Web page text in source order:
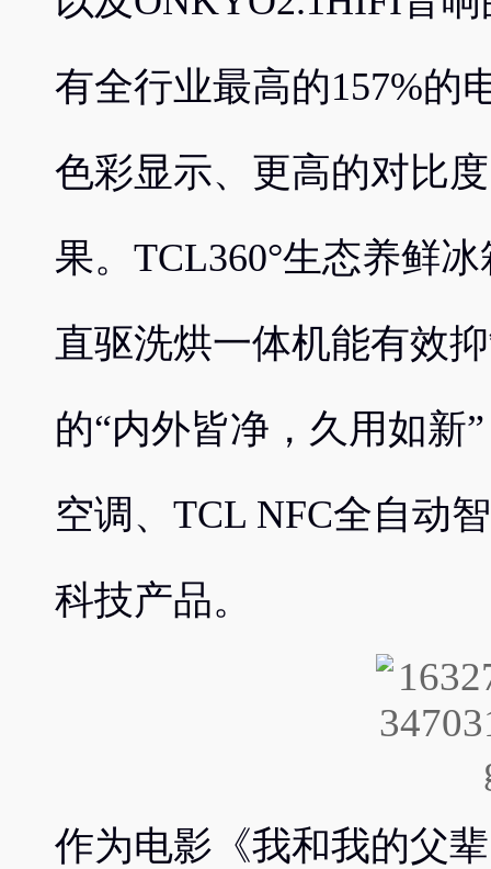
有全行业最高的157%的
色彩显示、更高的对比
果。TCL360°生态养鲜
直驱洗烘一体机能有效
的“内外皆净，久用如新
空调、TCL NFC全自动
科技产品。
作为电影《我和我的父